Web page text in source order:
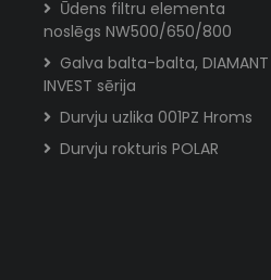
Ūdens filtru elementa
noslēgs NW500/650/800
Galva balta-balta, DIAMANT
INVEST sērija
Durvju uzlika 001PZ Hroms
Durvju rokturis POLAR